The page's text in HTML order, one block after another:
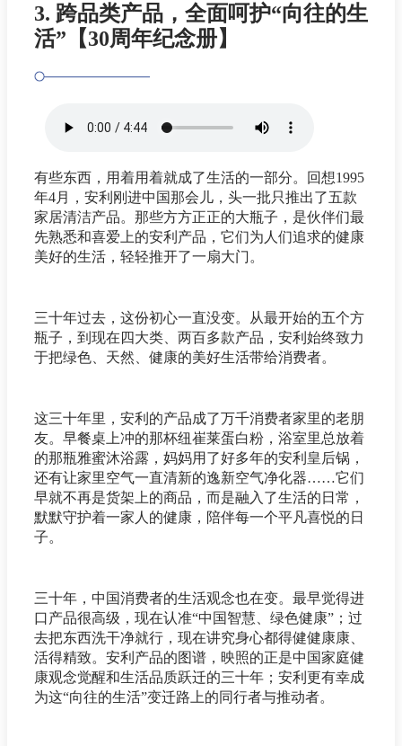
3. 跨品类产品，全面呵护“向往的生
活”【30周年纪念册】
有些东西，用着用着就成了生活的一部分。回想1995
年4月，安利刚进中国那会儿，头一批只推出了五款
家居清洁产品。那些方方正正的大瓶子，是伙伴们最
先熟悉和喜爱上的安利产品，它们为人们追求的健康
美好的生活，轻轻推开了一扇大门。
三十年过去，这份初心一直没变。从最开始的五个方
瓶子，到现在四大类、两百多款产品，安利始终致力
于把绿色、天然、健康的美好生活带给消费者。
这三十年里，安利的产品成了万千消费者家里的老朋
友。早餐桌上冲的那杯纽崔莱蛋白粉，浴室里总放着
的那瓶雅蜜沐浴露，妈妈用了好多年的安利皇后锅，
还有让家里空气一直清新的逸新空气净化器……它们
早就不再是货架上的商品，而是融入了生活的日常，
默默守护着一家人的健康，陪伴每一个平凡喜悦的日
子。
三十年，中国消费者的生活观念也在变。最早觉得进
口产品很高级，现在认准“中国智慧、绿色健康”；过
去把东西洗干净就行，现在讲究身心都得健健康康、
活得精致。安利产品的图谱，映照的正是中国家庭健
康观念觉醒和生活品质跃迁的三十年；安利更有幸成
为这“向往的生活”变迁路上的同行者与推动者。